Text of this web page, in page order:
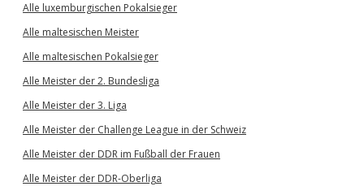
Alle luxemburgischen Pokalsieger
Alle maltesischen Meister
Alle maltesischen Pokalsieger
Alle Meister der 2. Bundesliga
Alle Meister der 3. Liga
Alle Meister der Challenge League in der Schweiz
Alle Meister der DDR im Fußball der Frauen
Alle Meister der DDR-Oberliga